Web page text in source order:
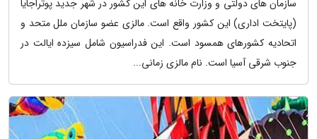
سازمان های دولتی و وزارت خانه های این کشور در شهر جدید پوتراجایا
(پایتخت اداری) این کشور واقع است. مالزی عضو سازمان ملل متحد و
اتحادیه کشورهای همسود است. این فدراسیون شامل سیزده ایالت در
جنوب شرقی آسیا است. نام مالزی زمانی...